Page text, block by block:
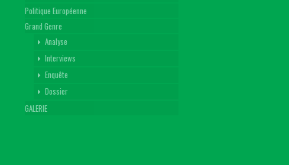
Politique Européenne
Grand Genre
Analyse
Interviews
Enquête
Dossier
GALERIE